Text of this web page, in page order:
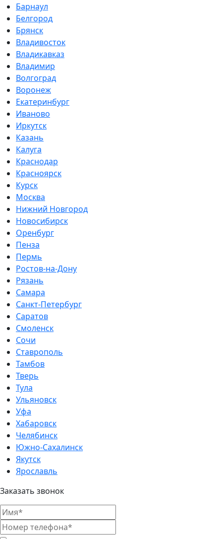
Барнаул
Белгород
Брянск
Владивосток
Владикавказ
Владимир
Волгоград
Воронеж
Екатеринбург
Иваново
Иркутск
Казань
Калуга
Краснодар
Красноярск
Курск
Москва
Нижний Новгород
Новосибирск
Оренбург
Пенза
Пермь
Ростов-на-Дону
Рязань
Самара
Санкт-Петербург
Саратов
Смоленск
Сочи
Ставрополь
Тамбов
Тверь
Тула
Ульяновск
Уфа
Хабаровск
Челябинск
Южно-Сахалинск
Якутск
Ярославль
Заказать звонок